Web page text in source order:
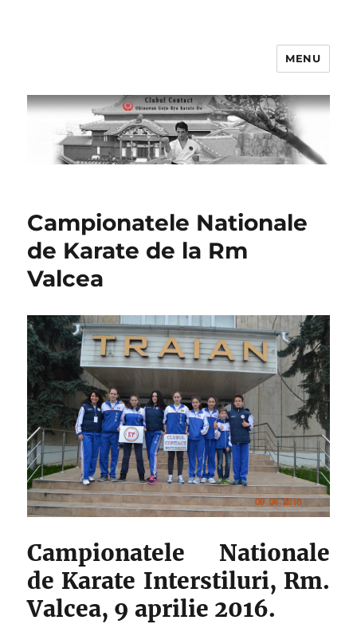
MENU
Campionatele Nationale
de Karate de la Rm
Valcea
Campionatele Nationale
de Karate Interstiluri, Rm.
Valcea, 9 aprilie 2016.